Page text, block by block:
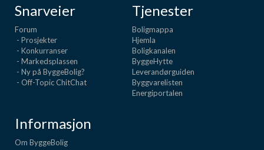
Snarveier
Forum
- Prosjekter
- Konkurranser
- Markedsplassen
- Ny på ByggeBolig?
- Off-Topic ChitChat
Tjenester
Boligmappa
Hjemla
Boligkanalen
ByggeHytte
Leverandørguiden
Byggvarelisten
Energiportalen
Informasjon
Om ByggeBolig